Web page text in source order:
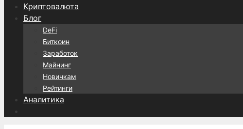
Криптовалюта
Блог
DeFi
Биткоин
Заработок
Майнинг
Новичкам
Рейтинги
Аналитика